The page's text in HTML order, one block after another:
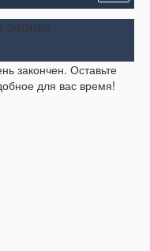
звонка
закончен. Оставьте
для вас время!